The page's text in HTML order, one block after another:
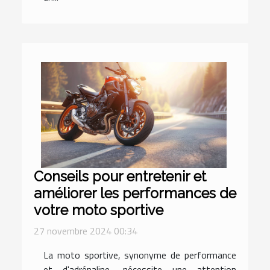
Conseils pour entretenir et
améliorer les performances de
votre moto sportive
27 novembre 2024 00:34
La moto sportive, synonyme de performance